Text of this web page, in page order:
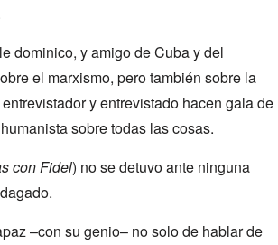
dominico, y amigo de Cuba y del
el marxismo, pero también sobre la
y entrevistado hacen gala de
sobre todas las cosas.
con Fidel) no se detuvo ante ninguna
–con su genio– no solo de hablar de